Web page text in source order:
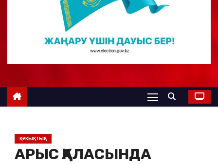
ҚҰҚЫҚТЫҚ
АРЫС ҚАЛАСЫНДА